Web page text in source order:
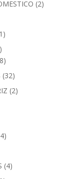
(2)
(32)
(2)
(4)